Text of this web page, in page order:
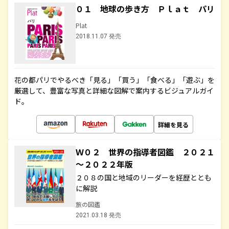
０１ 地球の歩き方 Ｐｌａｔ パリ
Plat
2018.11.07 発売
花の都パリでやるべき「見る」「買う」「食べる」「遊ぶ」を
厳選して、豊富な写真と詳細な図解で案内するビジュアルガイ
ド。
詳細を見る
Ｗ０２ 世界の指導者図鑑 ２０２１
～２０２２年版
２０８の国と地域のリーダーを経歴ととも
に解説
旅の図鑑
2021.03.18 発売